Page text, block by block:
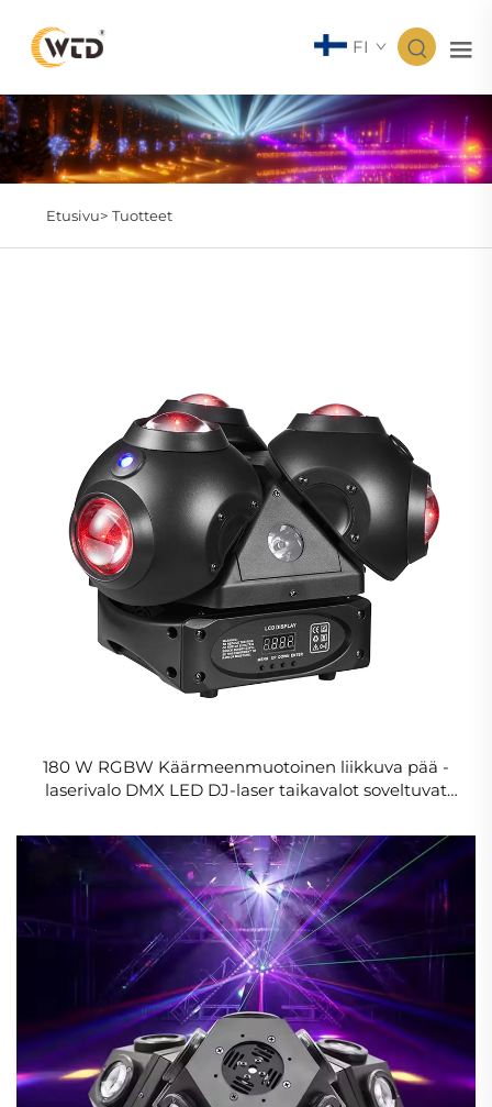
FI
Etusivu> Tuotteet
180 W RGBW Käärmeenmuotoinen liikkuva pää -
laserivalo DMX LED DJ-laser taikavalot soveltuvat